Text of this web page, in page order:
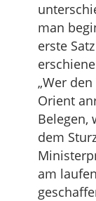
man
erste
„Wer
Orient
Belegen,
dem
am